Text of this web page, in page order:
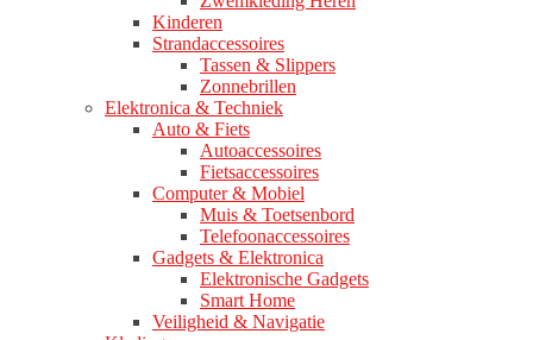
Kinderen
Strandaccessoires
Tassen & Slippers
Zonnebrillen
Elektronica & Techniek
Auto & Fiets
Autoaccessoires
Fietsaccessoires
Computer & Mobiel
Muis & Toetsenbord
Telefoonaccessoires
Gadgets & Elektronica
Elektronische Gadgets
Smart Home
Veiligheid & Navigatie